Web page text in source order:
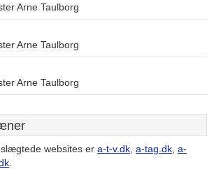
Arne Taulborg
Arne Taulborg
Arne Taulborg
websites er a-t-v.dk, a-tag.dk, a-
.